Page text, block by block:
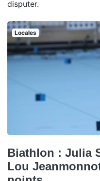
disputer.
Locales
Biathlon : Julia
Lou